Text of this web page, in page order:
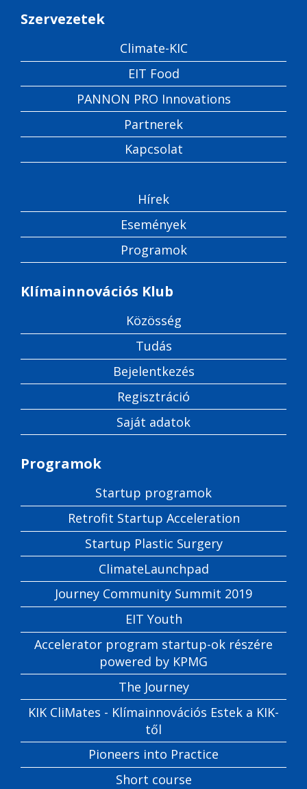
Szervezetek
Climate-KIC
EIT Food
PANNON PRO Innovations
Partnerek
Kapcsolat
Hírek
Események
Programok
Klímainnovációs Klub
Közösség
Tudás
Bejelentkezés
Regisztráció
Saját adatok
Programok
Startup programok
Retrofit Startup Acceleration
Startup Plastic Surgery
ClimateLaunchpad
Journey Community Summit 2019
EIT Youth
Accelerator program startup-ok részére
powered by KPMG
The Journey
KIK CliMates - Klímainnovációs Estek a KIK-
től
Pioneers into Practice
Short course